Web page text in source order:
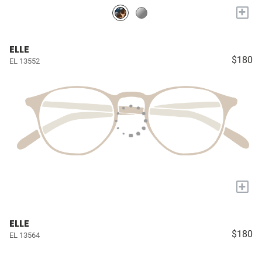
+
ELLE
EL 13552 $180
+
ELLE
EL 13564 $180